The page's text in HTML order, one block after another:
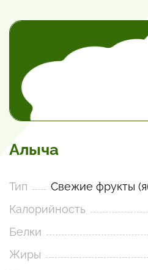
Алыча
Тип
Свежие фрукты
Калорийность
Белки
Жиры